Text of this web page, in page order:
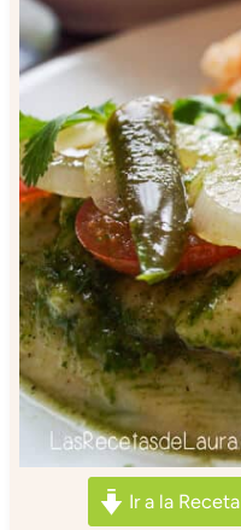
Ir a la Receta